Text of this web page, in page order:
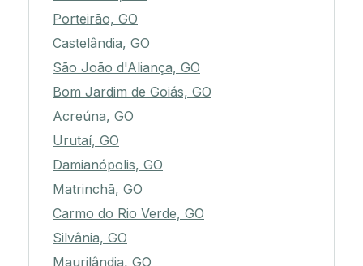
Porteirão, GO
Castelândia, GO
São João d'Aliança, GO
Bom Jardim de Goiás, GO
Acreúna, GO
Urutaí, GO
Damianópolis, GO
Matrinchã, GO
Carmo do Rio Verde, GO
Silvânia, GO
Maurilândia, GO